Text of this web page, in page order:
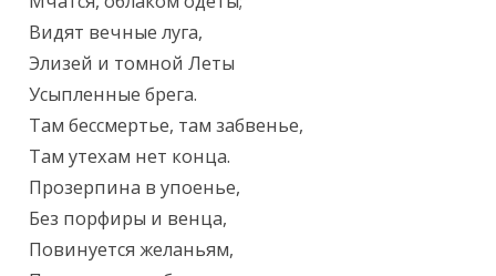
Видят вечные луга,
Элизей и томной Леты
Усыпленные брега.
Там бессмертье, там забвенье,
Там утехам нет конца.
Прозерпина в упоенье,
Без порфиры и венца,
Повинуется желаньям,